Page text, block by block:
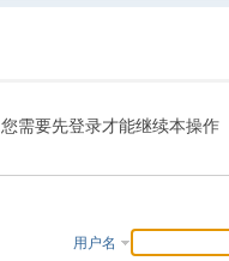
您需要先登录才能继续本操作
用户名